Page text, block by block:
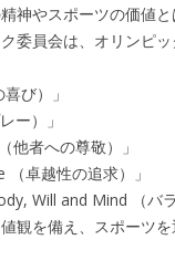
神やスポーツの価値
委員会は、オリンピ
び）」
ー）」
他者への尊敬）」
（卓越性の追求）」
Will and Mind （バ
観を備え、スポーツ